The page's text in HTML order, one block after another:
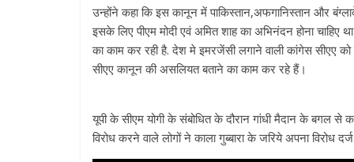
उन्होंने कहा कि इस कानून में पाकिस्तान,अफगानिस्तान और
इसके लिए पीएम मोदी एवं अमित शाह का अभिनंदन होना
का काम कर रही है. देश मे इमरजेंसी लगाने वाली कांगेस सीएए
सीएए कानून की असलियत बताने का काम कर रहे हैं।
यूपी के सीएम योगी के संबोधित के दौरान गांधी मैदान के बगल से
विरोध करने वाले लोगों ने काला गुब्बारा के जरिये अपना विरोध